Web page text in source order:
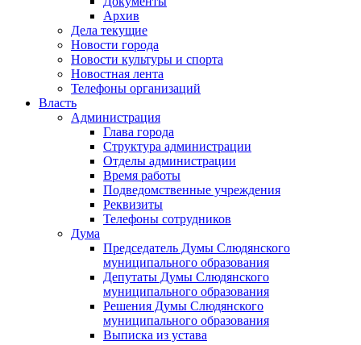
Архив
Дела текущие
Новости города
Новости культуры и спорта
Новостная лента
Телефоны организаций
Власть
Администрация
Глава города
Структура администрации
Отделы администрации
Время работы
Подведомственные учреждения
Реквизиты
Телефоны сотрудников
Дума
Председатель Думы Слюдянского
муниципального образования
Депутаты Думы Слюдянского
муниципального образования
Решения Думы Слюдянского
муниципального образования
Выписка из устава